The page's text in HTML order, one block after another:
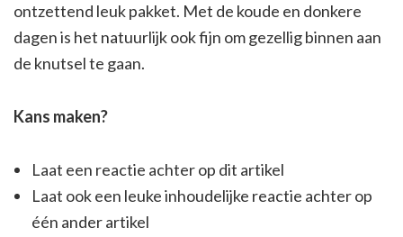
ontzettend leuk pakket. Met de koude en donkere
dagen is het natuurlijk ook fijn om gezellig binnen aan
de knutsel te gaan.
Kans maken?
Laat een reactie achter op dit artikel
Laat ook een leuke inhoudelijke reactie achter op
één ander artikel